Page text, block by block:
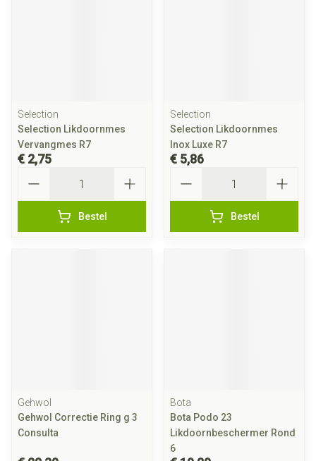
Selection
Selection Likdoornmes
Vervangmes R7
€ 2,75
Bestel
Selection
Selection Likdoornmes
Inox Luxe R7
€ 5,86
Bestel
Gehwol
Gehwol Correctie Ring g 3
Consulta
Bota
Bota Podo 23
Likdoornbeschermer Rond
6